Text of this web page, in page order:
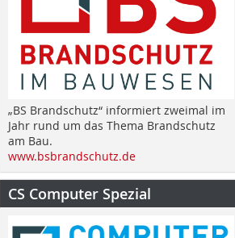
„BS Brandschutz“ informiert zweimal im
Jahr rund um das Thema Brandschutz
am Bau.
www.bsbrandschutz.de
CS Computer Spezial